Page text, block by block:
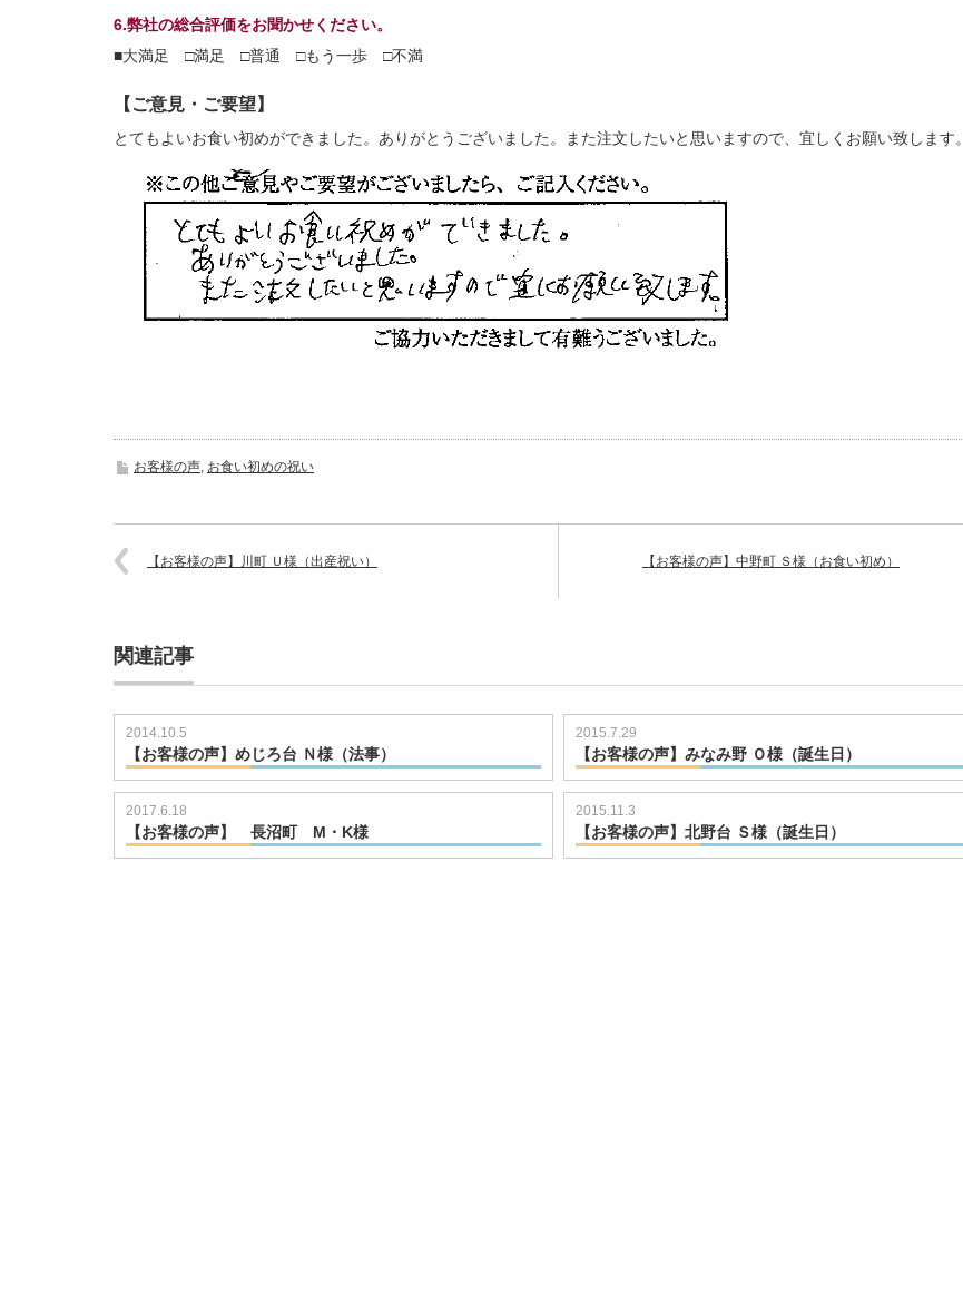
6.弊社の総合評価をお聞かせください。
■大満足 □満足 □普通 □もう一歩 □不満
【ご意見・ご要望】
とてもよいお食い初めができました。ありがとうございました。また注文したいと思いますので、宜しくお願い致します。
お客様の声, お食い初めの祝い
【お客様の声】川町 Ｕ様（出産祝い） 【お客様の声】中野町 Ｓ様（お食い初め）
関連記事
2014.10.5
【お客様の声】めじろ台 Ｎ様（法事）
2015.7.29
【お客様の声】みなみ野 Ｏ様（誕生日）
2017.6.18
【お客様の声】 長沼町 M・K様
2015.11.3
【お客様の声】北野台 Ｓ様（誕生日）